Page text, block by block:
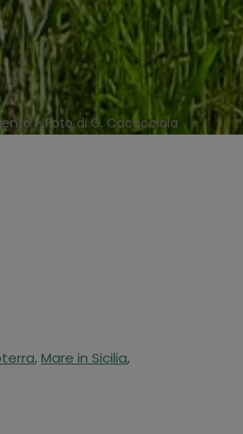
- Foto di G. Cacocciola
,Mare in Sicilia,